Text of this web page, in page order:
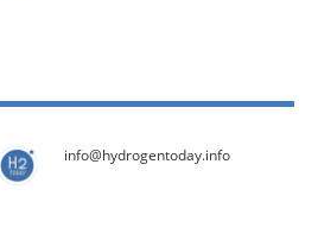
info@hydrogentoday.info